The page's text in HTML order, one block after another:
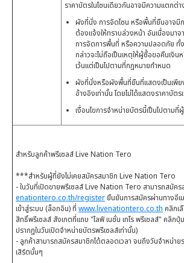
ราคาบัตรในโซนเดียวกันอาจมีความแตกต่
ผังที่นั่ง การจัดโซน หรือพื้นที่ยืนอาจมีก
ต้องแจ้งให้ทราบล่วงหน้า อันเนื่องมา
การจัดการพื้นที่ หรือความปลอดภัย ทั้
กล่าวจะไม่ถือเป็นเหตุให้ผู้ซื้อขอคืนเงิน
เว้นแต่เป็นไปตามที่กฎหมายกำหนด
ผังที่นั่งหรือผังพื้นที่ยืนที่แสดงเป็นเพีย
อ้างอิงเท่านั้น โดยไม่ได้แสดงราคาบัต
เงื่อนไขการจำหน่ายบัตรนี้เป็นไปตาม
สำหรับลูกค้าพรีเซลส์ Live Nation Tero
***สำหรับผู้ที่ยังไม่เคยสมัครสมาชิก Live Nation Tero
- ในวันที่เปิดขายพรีเซลส์ Live Nation Tero สามารถสมัค
enationtero.co.th/register ยืนยันการสมัครผ่านทางอีเ
เข้าสู่ระบบ (ล็อกอิน) ที่ www.livenationtero.co.th คลิกเ
สิทธิ์พรีเซลส์ สังเกตที่แถบ "ไลฟ์ เนชั่น เทโร พรีเซลส์" คลิ
ปรากฏในวันเปิดจำหน่ายบัตรพรีเซลส์เท่านั้น)
- ลูกค้าสามารถสมัครสมาชิกได้ตลอดเวลา จนถึงวันจำหน่า
เสิร์ตนั้นๆ